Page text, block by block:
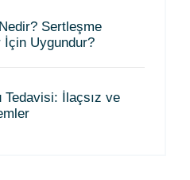
Sertleşme
İçin Uygundur?
Tedavisi: İlaçsız ve